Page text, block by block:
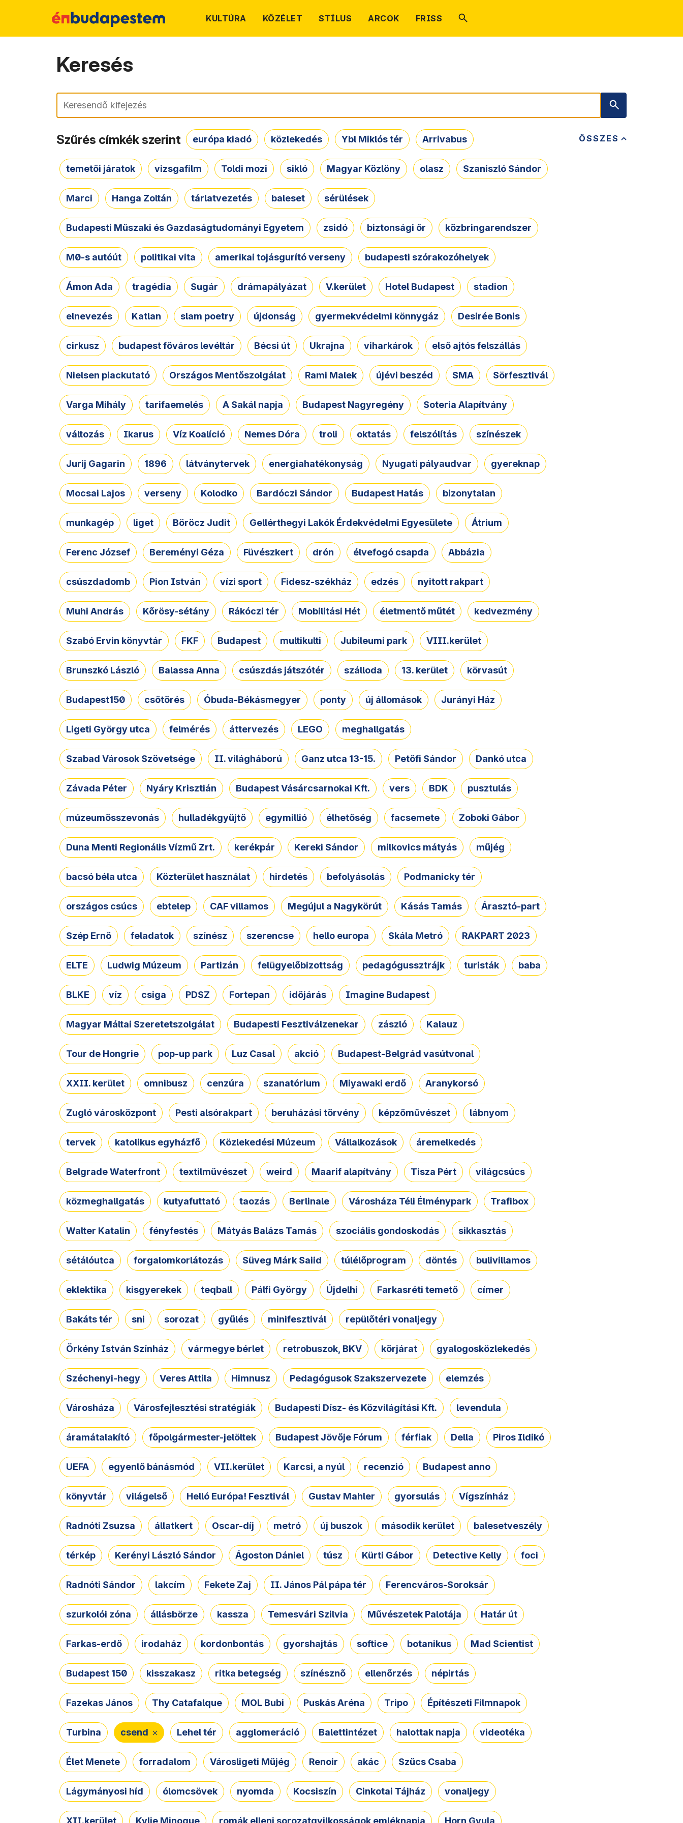
KULTÚRA KÖZÉLET STÍLUS ARCOK FRISS
Keresés
Keresés
ÖSSZES
Szűrés címkék szerint európa kiadó közlekedés Ybl Miklós tér Arrivabus
temetői járatok vizsgafilm Toldi mozi sikló Magyar Közlöny olasz Szaniszló Sándor
Marci Hanga Zoltán tárlatvezetés baleset sérülések
Budapesti Műszaki és Gazdaságtudományi Egyetem zsidó biztonsági őr közbringarendszer
M0-s autóút politikai vita amerikai tojásgurító verseny budapesti szórakozóhelyek
Ámon Ada tragédia Sugár drámapályázat V.kerület Hotel Budapest stadion
elnevezés Katlan slam poetry újdonság gyermekvédelmi könnygáz Desirée Bonis
cirkusz budapest főváros levéltár Bécsi út Ukrajna viharkárok első ajtós felszállás
Nielsen piackutató Országos Mentőszolgálat Rami Malek újévi beszéd SMA Sörfesztivál
Varga Mihály tarifaemelés A Sakál napja Budapest Nagyregény Soteria Alapítvány
változás Ikarus Víz Koalíció Nemes Dóra troli oktatás felszólítás színészek
Jurij Gagarin 1896 látványtervek energiahatékonyság Nyugati pályaudvar gyereknap
Mocsai Lajos verseny Kolodko Bardóczi Sándor Budapest Hatás bizonytalan
munkagép liget Böröcz Judit Gellérthegyi Lakók Érdekvédelmi Egyesülete Átrium
Ferenc József Bereményi Géza Füvészkert drón élvefogó csapda Abbázia
csúszdadomb Pion István vízi sport Fidesz-székház edzés nyitott rakpart
Muhi András Kőrösy-sétány Rákóczi tér Mobilitási Hét életmentő műtét kedvezmény
Szabó Ervin könyvtár FKF Budapest multikulti Jubileumi park VIII.kerület
Brunszkó László Balassa Anna csúszdás játszótér szálloda 13. kerület körvasút
Budapest150 csőtörés Óbuda-Békásmegyer ponty új állomások Jurányi Ház
Ligeti György utca felmérés áttervezés LEGO meghallgatás
Szabad Városok Szövetsége II. világháború Ganz utca 13-15. Petőfi Sándor Dankó utca
Závada Péter Nyáry Krisztián Budapest Vásárcsarnokai Kft. vers BDK pusztulás
múzeumösszevonás hulladékgyűjtő egymillió élhetőség facsemete Zoboki Gábor
Duna Menti Regionális Vízmű Zrt. kerékpár Kereki Sándor milkovics mátyás műjég
bacsó béla utca Közterület használat hirdetés befolyásolás Podmanicky tér
országos csúcs ebtelep CAF villamos Megújul a Nagykörút Kásás Tamás Árasztó-part
Szép Ernő feladatok színész szerencse hello europa Skála Metró RAKPART 2023
ELTE Ludwig Múzeum Partizán felügyelőbizottság pedagógussztrájk turisták baba
BLKE víz csiga PDSZ Fortepan időjárás Imagine Budapest
Magyar Máltai Szeretetszolgálat Budapesti Fesztiválzenekar zászló Kalauz
Tour de Hongrie pop-up park Luz Casal akció Budapest-Belgrád vasútvonal
XXII. kerület omnibusz cenzúra szanatórium Miyawaki erdő Aranykorsó
Zugló városközpont Pesti alsórakpart beruházási törvény képzőművészet lábnyom
tervek katolikus egyházfő Közlekedési Múzeum Vállalkozások áremelkedés
Belgrade Waterfront textilművészet weird Maarif alapítvány Tisza Pért világcsúcs
közmeghallgatás kutyafuttató taozás Berlinale Városháza Téli Élménypark Trafibox
Walter Katalin fényfestés Mátyás Balázs Tamás szociális gondoskodás sikkasztás
sétálóutca forgalomkorlátozás Süveg Márk Saiid túlélőprogram döntés bulivillamos
eklektika kisgyerekek teqball Pálfi György Újdelhi Farkasréti temető címer
Bakáts tér sni sorozat gyűlés minifesztivál repülőtéri vonaljegy
Örkény István Színház vármegye bérlet retrobuszok, BKV körjárat gyalogosközlekedés
Széchenyi-hegy Veres Attila Himnusz Pedagógusok Szakszervezete elemzés
Városháza Városfejlesztési stratégiák Budapesti Dísz- és Közvilágítási Kft. levendula
áramátalakító főpolgármester-jelöltek Budapest Jövője Fórum férfiak Della Piros Ildikó
UEFA egyenlő bánásmód VII.kerület Karcsi, a nyúl recenzió Budapest anno
könyvtár világelső Helló Európa! Fesztivál Gustav Mahler gyorsulás Vígszínház
Radnóti Zsuzsa állatkert Oscar-díj metró új buszok második kerület balesetveszély
térkép Kerényi László Sándor Ágoston Dániel túsz Kürti Gábor Detective Kelly foci
Radnóti Sándor lakcím Fekete Zaj II. János Pál pápa tér Ferencváros-Soroksár
szurkolói zóna állásbörze kassza Temesvári Szilvia Művészetek Palotája Határ út
Farkas-erdő irodaház kordonbontás gyorshajtás softice botanikus Mad Scientist
Budapest 150 kisszakasz ritka betegség színésznő ellenőrzés népirtás
Fazekas János Thy Catafalque MOL Bubi Puskás Aréna Tripo Építészeti Filmnapok
Turbina csend Lehel tér agglomeráció Balettintézet halottak napja videotéka
Élet Menete forradalom Városligeti Műjég Renoir akác Szűcs Csaba
Lágymányosi híd ólomcsövek nyomda Kocsiszín Cinkotai Tájház vonaljegy
XII.kerület Kylie Minogue romák elleni sorozatgyilkosságok emléknapja Horn Gyula